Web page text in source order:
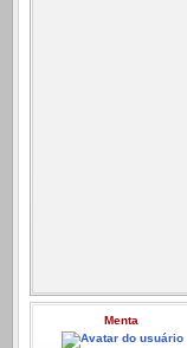
Menta